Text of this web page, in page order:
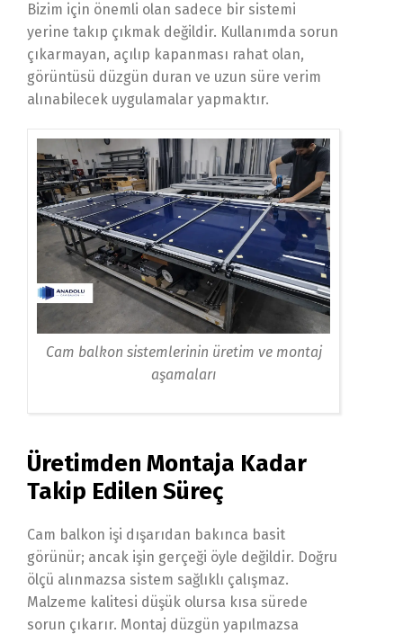
Bizim için önemli olan sadece bir sistemi
yerine takıp çıkmak değildir. Kullanımda sorun
çıkarmayan, açılıp kapanması rahat olan,
görüntüsü düzgün duran ve uzun süre verim
alınabilecek uygulamalar yapmaktır.
Cam balkon sistemlerinin üretim ve montaj
aşamaları
Üretimden Montaja Kadar
Takip Edilen Süreç
Cam balkon işi dışarıdan bakınca basit
görünür; ancak işin gerçeği öyle değildir. Doğru
ölçü alınmazsa sistem sağlıklı çalışmaz.
Malzeme kalitesi düşük olursa kısa sürede
sorun çıkarır. Montaj düzgün yapılmazsa